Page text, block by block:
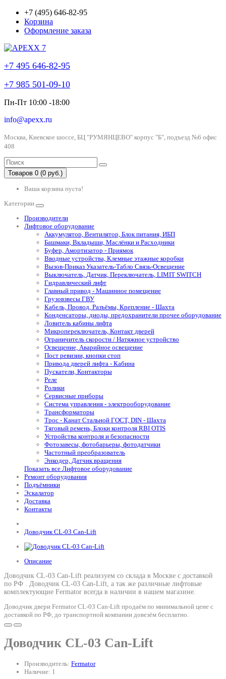
+7 (495) 646-82-95
Корзина
Оформление заказа
+7 495 646-82-95
+7 985 501-09-10
Пн-Пт 10:00 -18:00
info@apexx.ru
Москва, Киевское шоссе, БЦ "РУМЯНЦЕВО" корпус "Б", подъезд №6 офис
408
Товаров 0 (0 руб.)
Ваша корзина пуста!
Категории
Производители
Лифтовое оборудование
Аккумулятор, Вентилятор, Блок питания, ИБП
Башмаки, Вкладыши, Маслёнки и Расходники
Буфер, Амортизатор - Приямок
Вводные устройства, Клемные этажные коробки
Вызов-Приказ Указатель-Табло Связь-Освещение
Выключатель, Датчик, Переключатель, LIMIT SWITCH
Гидравлический лифт
Главный привод - Машинное помещение
Грузовзвесы ГВУ
Кабель, Провод, Разъёмы, Крепление - Шахта
Конденсаторы, диоды, предохранители прочее оборудование
Ловитель кабины лифта
Микропереключатель, Контакт дверей
Ограничитель скорости / Натяжное устройство
Освещение, Аварийное освещение
Пост ревизии, кнопки стоп
Привода дверей лифта - Кабина
Пускатели, Контакторы
Реле
Ролики
Сервисные приборы
Система управления - электрооборудование
Трансформаторы
Трос - Канат Стальной ГОСТ, DIN - Шахта
Тяговый ремень, Блоки контроля RBI OTIS
Устройства контроля и безопасности
Фотозавесы, фотобарьеры, фотодатчики
Частотный преобразователь
Энкодер, Датчик вращения
Показать все Лифтовое оборудование
Ремонт оборудования
Подъёмники
Эскалатор
Доставка
Контакты
Доводчик CL-03 Can-Lift
Описание
Доводчик CL-03 Can-Lift реализуем со склада в Москве с доставкой
по РФ . Доводчик CL-03 Can-Lift, а так же различные лифтовые
комплектующие Fermator всегда в наличии в нашем магазине.
Доводчик двери Fermator CL-03 Can-Lift продаём по минимальной цене с
доставкой по РФ, до транспортной компании довезём бесплатно.
Доводчик CL-03 Can-Lift
Производитель: Fermator
Наличие: 1